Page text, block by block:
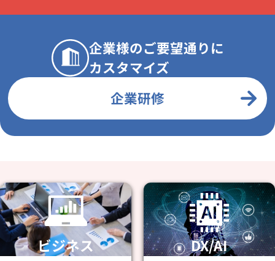
企業様のご要望通りに
カスタマイズ
企業研修
ビジネス DX/AI